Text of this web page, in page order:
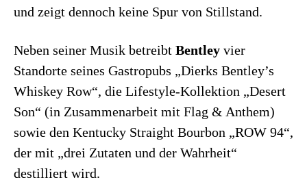
und zeigt dennoch keine Spur von Stillstand.
Neben seiner Musik betreibt Bentley vier
Standorte seines Gastropubs „Dierks Bentley’s
Whiskey Row“, die Lifestyle-Kollektion „Desert
Son“ (in Zusammenarbeit mit Flag & Anthem)
sowie den Kentucky Straight Bourbon „ROW 94“,
der mit „drei Zutaten und der Wahrheit“
destilliert wird.